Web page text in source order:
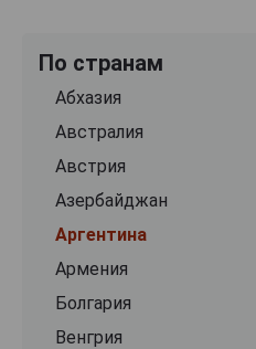
Bodega San Juan de la Frontera
Bodega Vistalba SA
Bodegas y Vinedos Nicolas
Callia
Caro
Casa Montes
Casarena
Catena Zapata
Chacabuco
По странам
Абхазия
Австралия
Австрия
Азербайджан
Аргентина
Армения
Болгария
Венгрия